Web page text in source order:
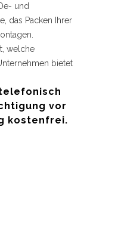
und
das Packen Ihrer
welche
bietet
vor
kostenfrei.